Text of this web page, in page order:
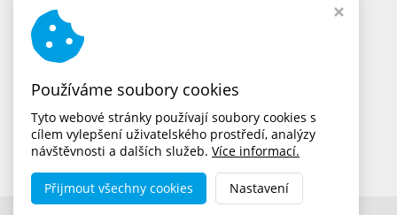
Používáme soubory cookies
Tyto webové stránky používají soubory cookies s
cílem vylepšení uživatelského prostředí, analýzy
návštěvnosti a dalších služeb. Více informací.
Přijmout všechny cookies Nastavení